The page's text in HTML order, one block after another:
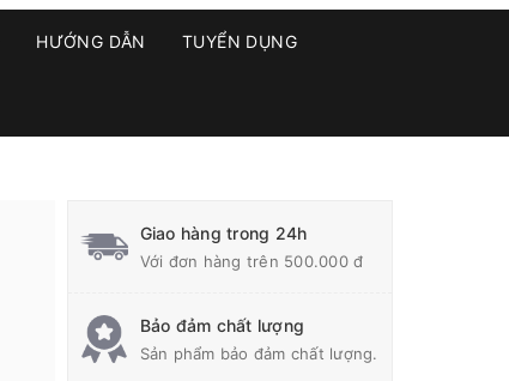
HƯỚNG DẪN TUYỂN DỤNG
Giao hàng trong 24h
Với đơn hàng trên 500.000 đ
Bảo đảm chất lượng
Sản phẩm bảo đảm chất lượng.